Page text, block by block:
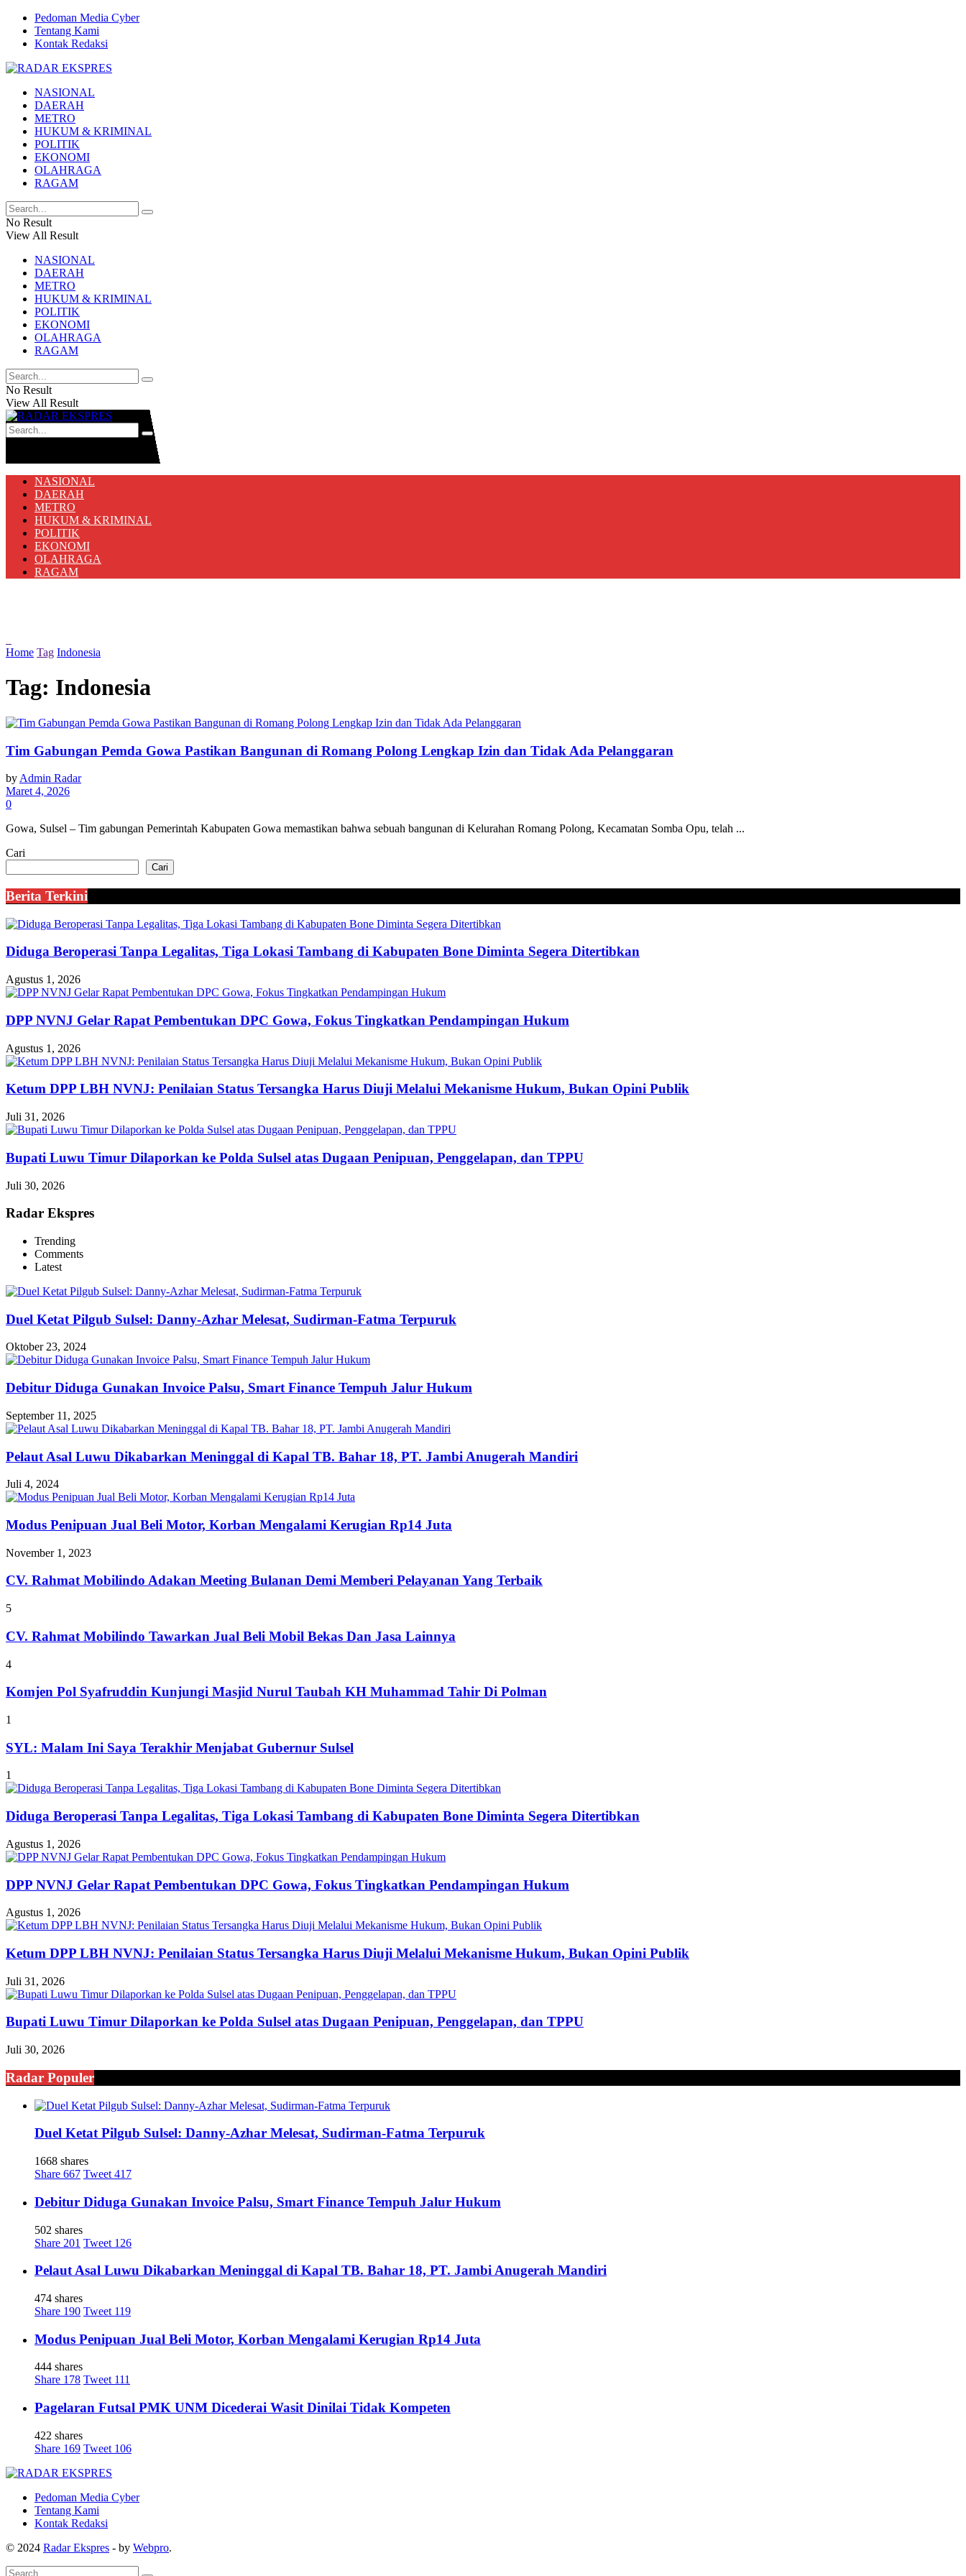
Pedoman Media Cyber
Tentang Kami
Kontak Redaksi
NASIONAL
DAERAH
METRO
HUKUM & KRIMINAL
POLITIK
EKONOMI
OLAHRAGA
RAGAM
No Result
View All Result
NASIONAL
DAERAH
METRO
HUKUM & KRIMINAL
POLITIK
EKONOMI
OLAHRAGA
RAGAM
No Result
View All Result
NASIONAL
DAERAH
METRO
HUKUM & KRIMINAL
POLITIK
EKONOMI
OLAHRAGA
RAGAM
Home Tag Indonesia
Tag: Indonesia
Tim Gabungan Pemda Gowa Pastikan Bangunan di Romang Polong Lengkap Izin dan Tidak Ada Pelanggaran
by Admin Radar
Maret 4, 2026
0
Gowa, Sulsel – Tim gabungan Pemerintah Kabupaten Gowa memastikan bahwa sebuah bangunan di Kelurahan Romang Polong, Kecamatan Somba Opu, telah ...
Cari
Cari
Berita Terkini
Diduga Beroperasi Tanpa Legalitas, Tiga Lokasi Tambang di Kabupaten Bone Diminta Segera Ditertibkan
Agustus 1, 2026
DPP NVNJ Gelar Rapat Pembentukan DPC Gowa, Fokus Tingkatkan Pendampingan Hukum
Agustus 1, 2026
Ketum DPP LBH NVNJ: Penilaian Status Tersangka Harus Diuji Melalui Mekanisme Hukum, Bukan Opini Publik
Juli 31, 2026
Bupati Luwu Timur Dilaporkan ke Polda Sulsel atas Dugaan Penipuan, Penggelapan, dan TPPU
Juli 30, 2026
Radar Ekspres
Trending
Comments
Latest
Duel Ketat Pilgub Sulsel: Danny-Azhar Melesat, Sudirman-Fatma Terpuruk
Oktober 23, 2024
Debitur Diduga Gunakan Invoice Palsu, Smart Finance Tempuh Jalur Hukum
September 11, 2025
Pelaut Asal Luwu Dikabarkan Meninggal di Kapal TB. Bahar 18, PT. Jambi Anugerah Mandiri
Juli 4, 2024
Modus Penipuan Jual Beli Motor, Korban Mengalami Kerugian Rp14 Juta
November 1, 2023
CV. Rahmat Mobilindo Adakan Meeting Bulanan Demi Memberi Pelayanan Yang Terbaik
5
CV. Rahmat Mobilindo Tawarkan Jual Beli Mobil Bekas Dan Jasa Lainnya
4
Komjen Pol Syafruddin Kunjungi Masjid Nurul Taubah KH Muhammad Tahir Di Polman
1
SYL: Malam Ini Saya Terakhir Menjabat Gubernur Sulsel
1
Diduga Beroperasi Tanpa Legalitas, Tiga Lokasi Tambang di Kabupaten Bone Diminta Segera Ditertibkan
Agustus 1, 2026
DPP NVNJ Gelar Rapat Pembentukan DPC Gowa, Fokus Tingkatkan Pendampingan Hukum
Agustus 1, 2026
Ketum DPP LBH NVNJ: Penilaian Status Tersangka Harus Diuji Melalui Mekanisme Hukum, Bukan Opini Publik
Juli 31, 2026
Bupati Luwu Timur Dilaporkan ke Polda Sulsel atas Dugaan Penipuan, Penggelapan, dan TPPU
Juli 30, 2026
Radar Populer
Duel Ketat Pilgub Sulsel: Danny-Azhar Melesat, Sudirman-Fatma Terpuruk
1668 shares
Share 667 Tweet 417
Debitur Diduga Gunakan Invoice Palsu, Smart Finance Tempuh Jalur Hukum
502 shares
Share 201 Tweet 126
Pelaut Asal Luwu Dikabarkan Meninggal di Kapal TB. Bahar 18, PT. Jambi Anugerah Mandiri
474 shares
Share 190 Tweet 119
Modus Penipuan Jual Beli Motor, Korban Mengalami Kerugian Rp14 Juta
444 shares
Share 178 Tweet 111
Pagelaran Futsal PMK UNM Dicederai Wasit Dinilai Tidak Kompeten
422 shares
Share 169 Tweet 106
Pedoman Media Cyber
Tentang Kami
Kontak Redaksi
© 2024 Radar Ekspres - by Webpro.